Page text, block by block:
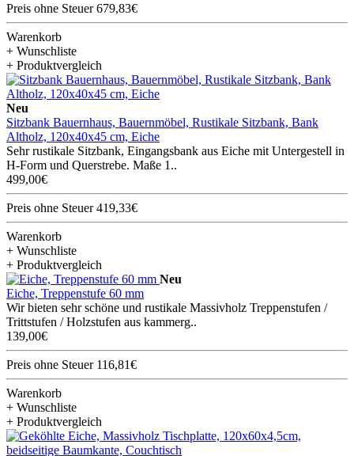
Preis ohne Steuer 679,83€
Warenkorb
+ Wunschliste
+ Produktvergleich
Neu
Sitzbank Bauernhaus, Bauernmöbel, Rustikale Sitzbank, Bank
Altholz, 120x40x45 cm, Eiche
Sehr rustikale Sitzbank, Eingangsbank aus Eiche mit Untergestell in
H-Form und Querstrebe. Maße 1..
499,00€
Preis ohne Steuer 419,33€
Warenkorb
+ Wunschliste
+ Produktvergleich
Neu
Eiche, Treppenstufe 60 mm
Wir bieten sehr schöne und rustikale Massivholz Treppenstufen /
Trittstufen / Holzstufen aus kammerg..
139,00€
Preis ohne Steuer 116,81€
Warenkorb
+ Wunschliste
+ Produktvergleich